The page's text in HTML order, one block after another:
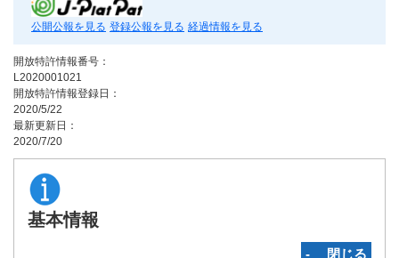
公開公報を見る 登録公報を見る 経過情報を見る
開放特許情報番号：
L2020001021
開放特許情報登録日：
2020/5/22
最新更新日：
2020/7/20
基本情報
‐ 閉じる